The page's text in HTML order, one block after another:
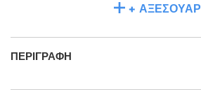
+ ΑΞΕΣΟΥΆΡ
ΠΕΡΙΓΡΑΦΉ